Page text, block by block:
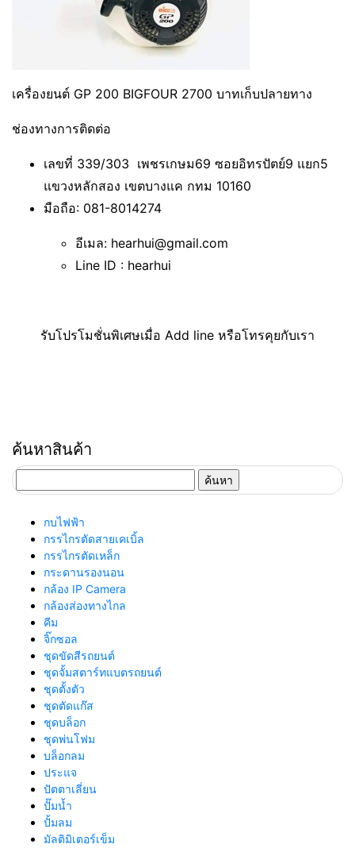
เครื่องยนต์ GP 200 BIGFOUR 2700 บาทเก็บปลายทาง
ช่องทางการติดต่อ
เลขที่ 339/303 เพชรเกษม69 ซอยอิทรปัตย์9 แยก5
แขวงหลักสอง เขตบางแค กทม 10160
มือถือ: 081-8014274
อีเมล: hearhui@gmail.com
Line ID : hearhui
รับโปรโมชั่นพิเศษเมื่อ Add line หรือโทรคุยกับเรา
ค้นหาสินค้า
สำหรับ:
กบไฟฟ้า
กรรไกรตัดสายเคเบิ้ล
กรรไกรตัดเหล็ก
กระดานรองนอน
กล้อง IP Camera
กล้องส่องทางไกล
คีม
จิ๊กซอล
ชุดขัดสีรถยนต์​
ชุดจั้มสตาร์ทแบตรถยนต์
ชุดตั้งตัว
ชุดตัดแก๊ส
ชุดบล็อก
ชุดพ่นโฟม
บล็อกลม
ประแจ
ปัตตาเลี่ยน
ปั๊มน้ำ
ปั้มลม
มัลติมิเตอร์เข็ม